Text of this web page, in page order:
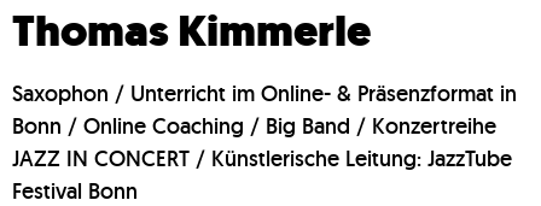
Thomas Kimmerle
Saxophon / Unterricht im Online- & Präsenzformat in
Bonn / Online Coaching / Big Band / Konzertreihe
JAZZ IN CONCERT / Künstlerische Leitung: JazzTube
Festival Bonn